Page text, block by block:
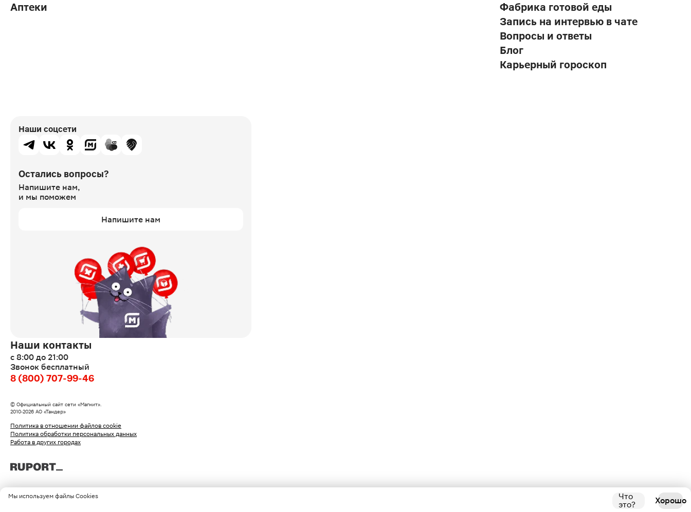
Аптеки
Фабрика готовой еды
Запись на интервью в чате
Вопросы и ответы
Блог
Карьерный гороскоп
Наши соцсети
Остались вопросы?
Напишите нам,
и мы поможем
Напишите нам
Наши контакты
с 8:00 до 21:00
Звонок бесплатный
8 (800) 707-99-46
© Официальный сайт сети «Магнит».
2010‑2026 АО «Тандер»
Политика в отношении файлов cookie
Политика обработки персональных данных
Работа в других городах
Мы используем файлы Cookies
Что
это?
Хорошо